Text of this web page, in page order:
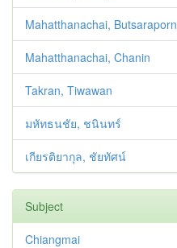
Mahatthanachai, Butsaraporn
Mahatthanachai, Chanin
Takran, Tiwawan
มหัทธนชัย, ชนินทร์
เกียรติยากุล, ชัยทัศน์
Subject
Chiangmai